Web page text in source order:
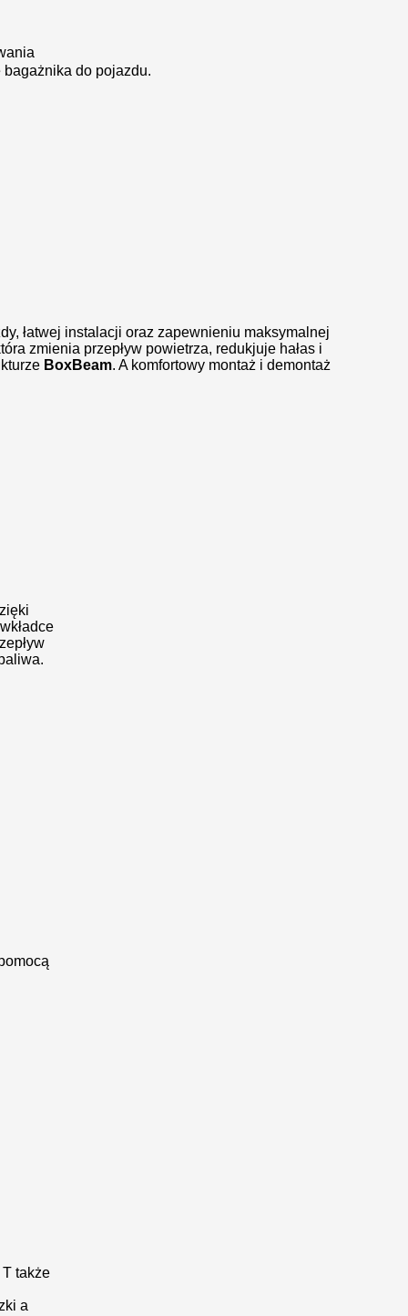
do pojazdu.
łatwej instalacji oraz zapewnieniu maksymalnej
zmienia przepływ powietrza, redukjuje hałas i
BoxBeam. A komfortowy montaż i demontaż
także
a